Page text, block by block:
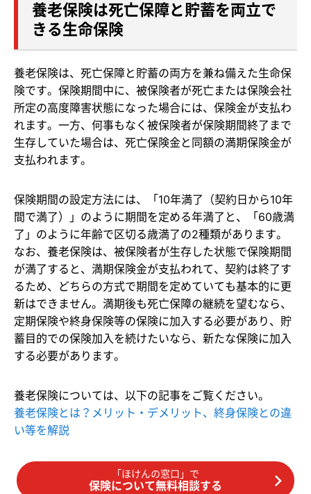
養老保険は死亡保障と貯蓄を両立で
きる生命保険
養老保険は、死亡保障と貯蓄の両方を兼ね備えた生命保
険です。保険期間中に、被保険者が死亡または保険会社
所定の高度障害状態になった場合には、保険金が支払わ
れます。一方、何事もなく被保険者が保険期間終了まで
生存していた場合は、死亡保険金と同額の満期保険金が
支払われます。
保険期間の設定方法には、「10年満了（契約日から10年
間で満了）」のように期間を定める年満了と、「60歳満
了」のように年齢で区切る歳満了の2種類があります。
なお、養老保険は、被保険者が生存した状態で保険期間
が満了すると、満期保険金が支払われて、契約は終了す
るため、どちらの方式で期間を定めていても基本的に更
新はできません。満期後も死亡保障の継続を望むなら、
定期保険や終身保険等の保険に加入する必要があり、貯
蓄目的での保険加入を続けたいなら、新たな保険に加入
する必要があります。
養老保険については、以下の記事をご覧ください。
養老保険とは？メリット・デメリット、終身保険との違
い等を解説
「ほけんの窓口」で
保険について無料相談する